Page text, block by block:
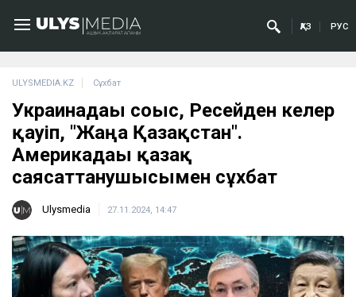
ҚАЗ РУС
ULYSMEDIA.KZ Сұхбат
Украинадағы соғыс, Ресейден келер
қауіп, "Жаңа Қазақстан".
Америкадағы қазақ
саясаттанушысымен сұхбат
Ulysmedia 27.11.2024, 14:47